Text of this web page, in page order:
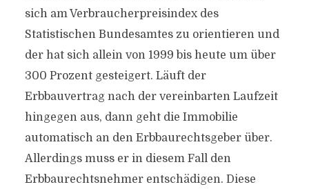
sich am Verbraucherpreisindex des
Statistischen Bundesamtes zu orientieren und
der hat sich allein von 1999 bis heute um über
300 Prozent gesteigert. Läuft der
Erbbauvertrag nach der vereinbarten Laufzeit
hingegen aus, dann geht die Immobilie
automatisch an den Erbbaurechtsgeber über.
Allerdings muss er in diesem Fall den
Erbbaurechtsnehmer entschädigen. Diese